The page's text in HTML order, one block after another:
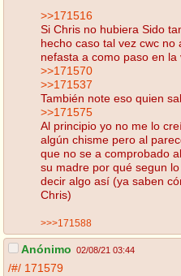
>>171516
Si Chris no hubiera Sido
hecho caso tal vez cwc
nefasta a como paso en la
>>171570
>>171537
También note eso quien
>>171575
Al principio yo no me lo
algún chisme pero al
que no se a comprobado
su madre por qué segun
decir algo así (ya saben
Chris)
>>>171588
Anónimo 02/08/21 03:44
/#/ 171579